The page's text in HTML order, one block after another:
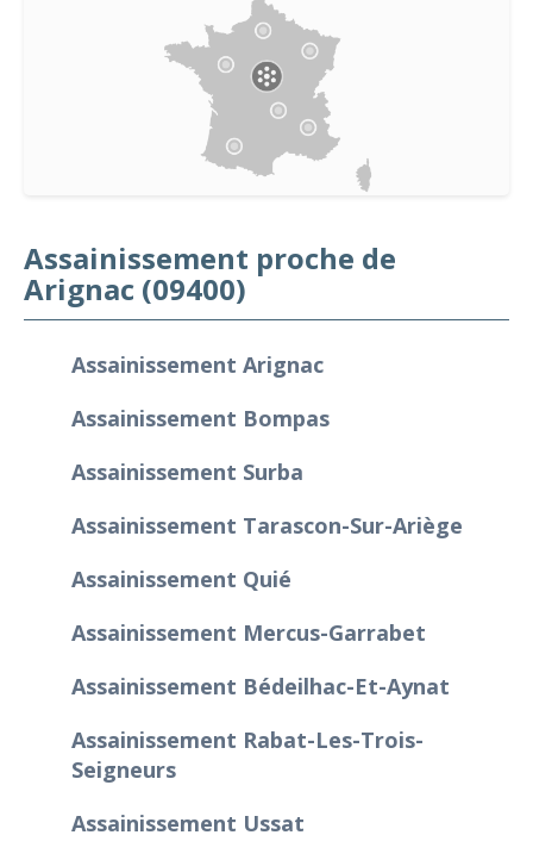
Assainissement proche de
Arignac (09400)
Assainissement Arignac
Assainissement Bompas
Assainissement Surba
Assainissement Tarascon-Sur-Ariège
Assainissement Quié
Assainissement Mercus-Garrabet
Assainissement Bédeilhac-Et-Aynat
Assainissement Rabat-Les-Trois-
Seigneurs
Assainissement Ussat